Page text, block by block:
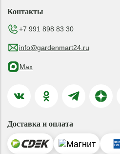
Контакты
+7 991 898 83 30
info@gardenmart24.ru
Max
Доставка и оплата